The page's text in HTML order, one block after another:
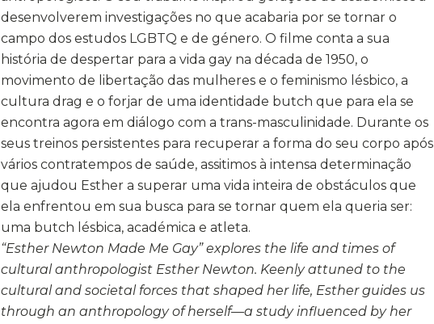
desenvolverem investigações no que acabaria por se tornar o
campo dos estudos LGBTQ e de género. O filme conta a sua
história de despertar para a vida gay na década de 1950, o
movimento de libertação das mulheres e o feminismo lésbico, a
cultura drag e o forjar de uma identidade butch que para ela se
encontra agora em diálogo com a trans-masculinidade. Durante os
seus treinos persistentes para recuperar a forma do seu corpo após
vários contratempos de saúde, assitimos à intensa determinação
que ajudou Esther a superar uma vida inteira de obstáculos que
ela enfrentou em sua busca para se tornar quem ela queria ser:
uma butch lésbica, académica e atleta.
“Esther Newton Made Me Gay” explores the life and times of
cultural anthropologist Esther Newton. Keenly attuned to the
cultural and societal forces that shaped her life, Esther guides us
through an anthropology of herself—a study influenced by her